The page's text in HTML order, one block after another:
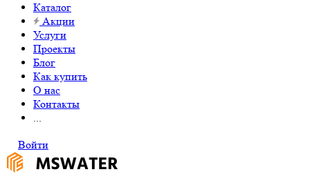
Каталог
Акции
Услуги
Проекты
Блог
Как купить
О нас
Контакты
...
Войти